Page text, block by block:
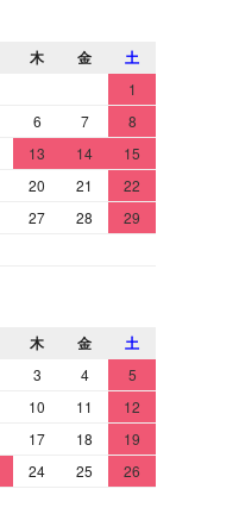
木 金 土
1
6 7
8
13 14
15
20 21
22
27 28
29
木 金 土
3 4
5
10 11
12
17 18
19
24 25
26